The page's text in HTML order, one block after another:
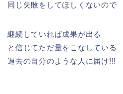
同じ失敗をしてほしくないので
継続していれば成果が出る
と信じてただ量をこなしている
過去の自分のような人に届け!!!